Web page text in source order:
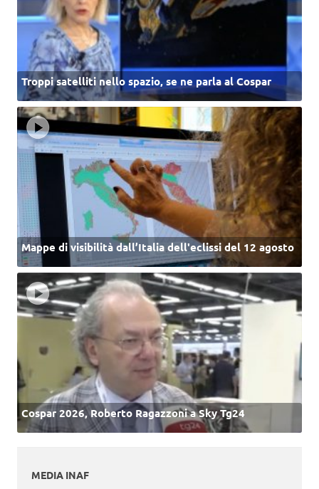
Troppi satelliti nello spazio, se ne parla al Cospar
Mappe di visibilità dall’Italia dell'eclissi del 12 agosto
Cospar 2026, Roberto Ragazzoni a Sky Tg24
MEDIA INAF